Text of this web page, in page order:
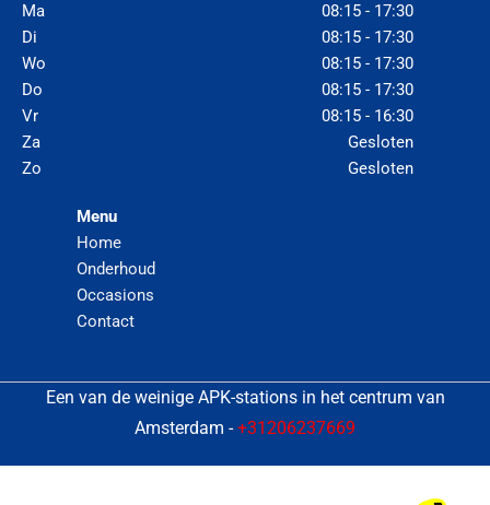
Ma
08:15 - 17:30
Di
08:15 - 17:30
Wo
08:15 - 17:30
Do
08:15 - 17:30
Vr
08:15 - 16:30
Za
Gesloten
Zo
Gesloten
Menu
Home
Onderhoud
Occasions
Contact
Een van de weinige APK-stations in het centrum van
Amsterdam -+31206237669